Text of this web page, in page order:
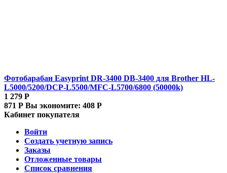
Фотобарабан Easyprint DR-3400 DB-3400 для Brother HL-
L5000/5200/DCP-L5500/MFC-L5700/6800 (50000k)
1 279 Р
871 Р Вы экономите: 408 Р
Кабинет покупателя
Войти
Создать учетную запись
Заказы
Отложенные товары
Список сравнения